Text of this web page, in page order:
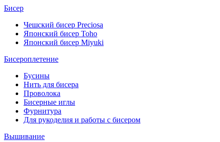
Бисер
Чешский бисер Preciosa
Японский бисер Toho
Японский бисер Miyuki
Бисероплетение
Бусины
Нить для бисера
Проволока
Бисерные иглы
Фурнитура
Для рукоделия и работы с бисером
Вышивание